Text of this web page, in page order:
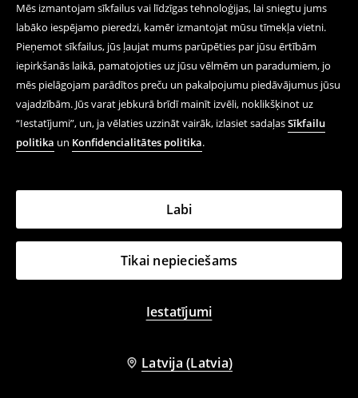
Mēs izmantojam sīkfailus vai līdzīgas tehnoloģijas, lai sniegtu jums
labāko iespējamo pieredzi, kamēr izmantojat mūsu tīmekļa vietni.
Pieņemot sīkfailus, jūs ļaujat mums parūpēties par jūsu ērtībām
iepirkšanās laikā, pamatojoties uz jūsu vēlmēm un paradumiem, jo
mēs pielāgojam parādītos preču un pakalpojumu piedāvājumus jūsu
vajadzībām. Jūs varat jebkurā brīdī mainīt izvēli, noklikšķinot uz
“Iestatījumi”, un, ja vēlaties uzzināt vairāk, izlasiet sadaļasSīkfailu
politika un Konfidencialitātes politika.
Tikai nepieciešams
Iestatījumi
Labi
Latvija (Latvia)
19,99 EUR 15,99 EUR
T krekls ar apdruku